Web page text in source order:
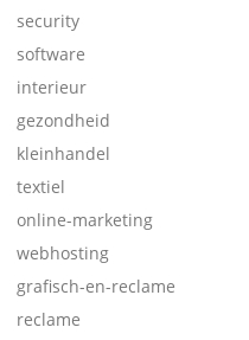
security
software
interieur
gezondheid
kleinhandel
textiel
online-marketing
webhosting
grafisch-en-reclame
reclame